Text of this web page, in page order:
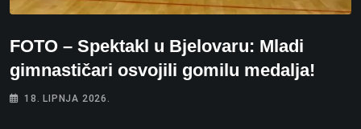
FOTO – Spektakl u Bjelovaru: Mladi
gimnastičari osvojili gomilu medalja!
18. LIPNJA 2026.